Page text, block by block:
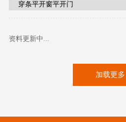
资料更新中...
加载更多